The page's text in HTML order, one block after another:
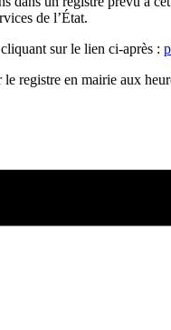
de l’État.
sur le lien ci-après :
registre en mairie aux